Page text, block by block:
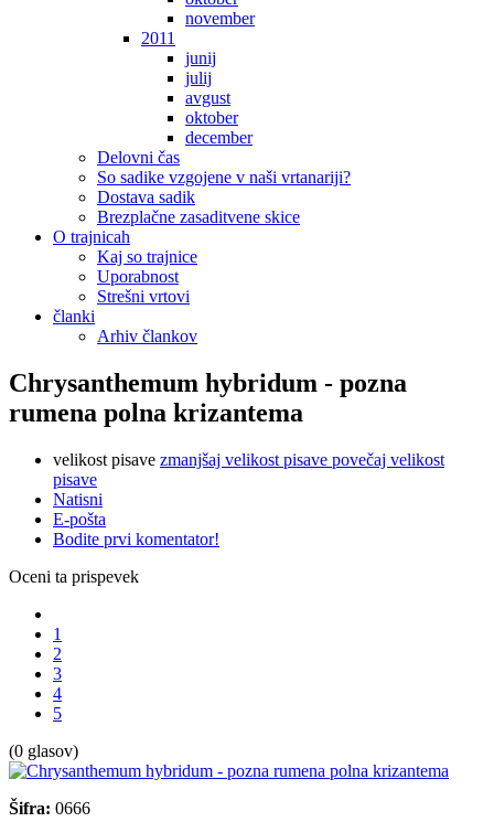
november
2011
junij
julij
avgust
oktober
december
Delovni čas
So sadike vzgojene v naši vrtanariji?
Dostava sadik
Brezplačne zasaditvene skice
O trajnicah
Kaj so trajnice
Uporabnost
Strešni vrtovi
članki
Arhiv člankov
Chrysanthemum hybridum - pozna
rumena polna krizantema
velikost pisave zmanjšaj velikost pisave povečaj velikost
pisave
Natisni
E-pošta
Bodite prvi komentator!
Oceni ta prispevek
1
2
3
4
5
(0 glasov)
Šifra: 0666